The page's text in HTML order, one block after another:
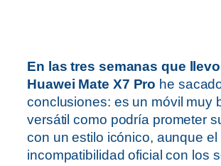
En las tres semanas que llevo
Huawei Mate X7 Pro he
conclusiones: es un móvil muy
versátil como podría prometer
con un estilo icónico, aunque el
incompatibilidad oficial con los